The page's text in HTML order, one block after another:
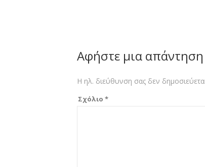
Αφήστε μια απάντηση
Η ηλ. διεύθυνση σας δεν
Σχόλιο *